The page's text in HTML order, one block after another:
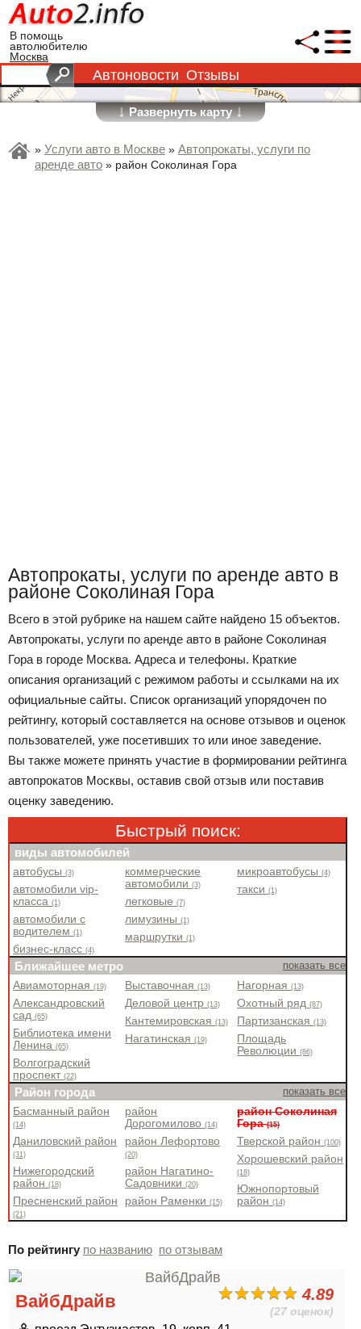
В помощь
автолюбителю
Москва
Автоновости Отзывы
↓Развернуть карту↓
» Услуги авто в Москве » Автопрокаты, услуги по
аренде авто » район Соколиная Гора
Автопрокаты, услуги по аренде авто в
районе Соколиная Гора
Всего в этой рубрике на нашем сайте найдено 15 объектов.
Автопрокаты, услуги по аренде авто в районе Соколиная
Гора в городе Москва. Адреса и телефоны. Краткие
описания организаций с режимом работы и ссылками на их
официальные сайты. Список организаций упорядочен по
рейтингу, который составляется на основе отзывов и оценок
пользователей, уже посетивших то или иное заведение.
Вы также можете принять участие в формировании рейтинга
автопрокатов Москвы, оставив свой отзыв или поставив
оценку заведению.
Быстрый поиск:
виды автомобилей
автобусы(3)
автомобили vip-
класса(1)
автомобили с
водителем(1)
бизнес-класс(4)
коммерческие
автомобили(3)
легковые(7)
лимузины(1)
маршрутки(1)
микроавтобусы(4)
такси(1)
Ближайшее метро показать все
Авиамоторная(19)
Александровский
сад(65)
Библиотека имени
Ленина(65)
Волгоградский
проспект(22)
Выставочная(13)
Деловой центр(13)
Кантемировская(13)
Нагатинская(19)
Нагорная(13)
Охотный ряд(87)
Партизанская(13)
Площадь
Революции(86)
Район города показать все
Басманный район
(14)
Даниловский район
(31)
Нижегородский
район(18)
Пресненский район
(21)
район
Дорогомилово(14)
район Лефортово
(20)
район Нагатино-
Садовники(20)
район Раменки(15)
район Соколиная
Гора(15)
Тверской район(100)
Хорошевский район
(18)
Южнопортовый
район(14)
По рейтингу по названию по отзывам
4.89
(27 оценок)
ВайбДрайв